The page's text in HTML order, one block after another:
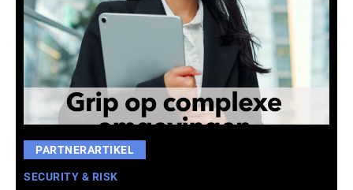
PARTNERARTIKEL
SECURITY & RISK